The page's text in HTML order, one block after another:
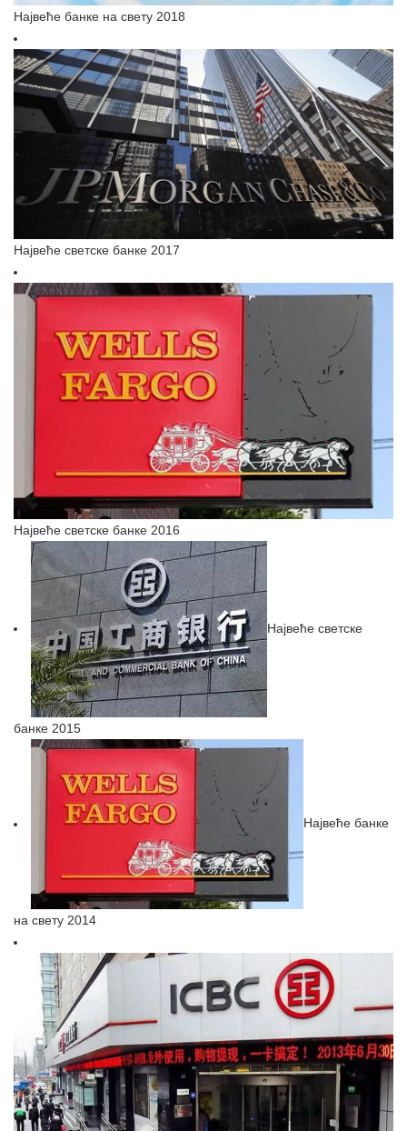
Највеће банке на свету 2018
Највеће светске банке 2017
Највеће светске банке 2016
Највеће светске
банке 2015
Највеће банке
на свету 2014